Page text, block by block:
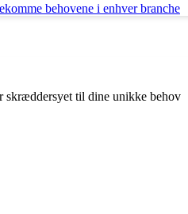
behovene i enhver branche
skræddersyet til dine unikke behov